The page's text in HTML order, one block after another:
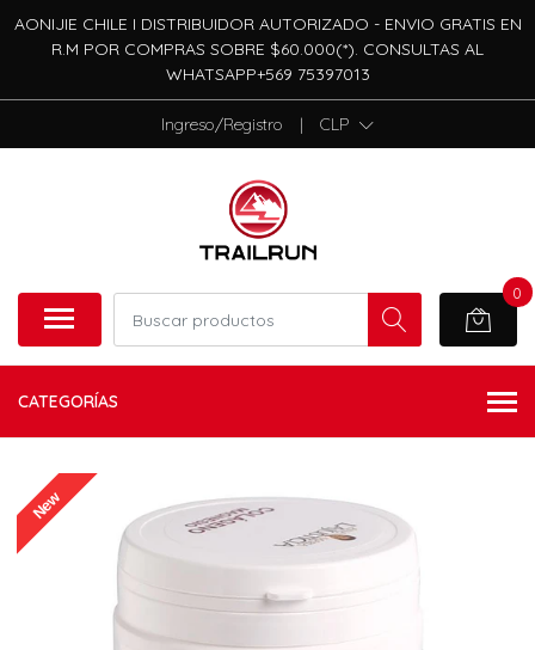
AONIJIE CHILE I DISTRIBUIDOR AUTORIZADO - ENVIO GRATIS EN
R.M POR COMPRAS SOBRE $60.000(*). CONSULTAS AL
WHATSAPP+569 75397013
Ingreso/Registro | CLP
0
CATEGORÍAS
New